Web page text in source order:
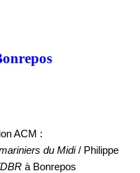
ACM :
du Midi/ Philippe
à Bonrepos